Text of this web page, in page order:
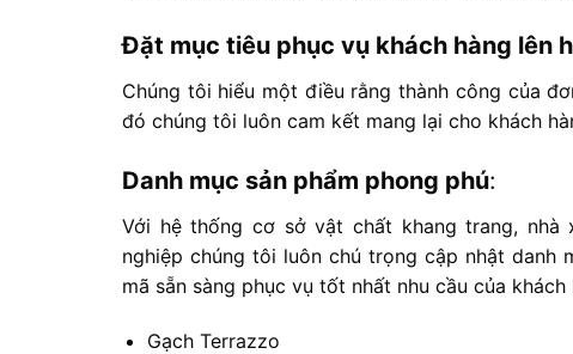
Đặt mục tiêu phục vụ khách hàng lên
Chúng tôi hiểu một điều rằng thành công của
đó chúng tôi luôn cam kết mang lại cho khách
Danh mục sản phẩm phong phú:
Với hệ thống cơ sở vật chất khang trang, nhà
nghiệp chúng tôi luôn chú trọng cập nhật danh
mã sẵn sàng phục vụ tốt nhất nhu cầu của
Gạch Terrazzo